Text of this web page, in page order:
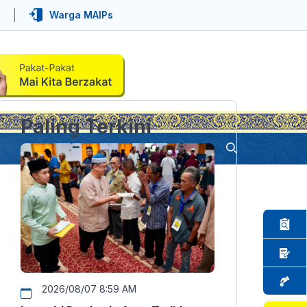
Warga MAIPs
Paling Terkini
2026/08/07 8:59 AM